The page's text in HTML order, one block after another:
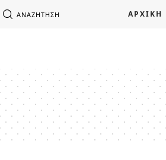
ΑΝΑΖΉΤΗΣΗ ΑΡΧΙΚΗ